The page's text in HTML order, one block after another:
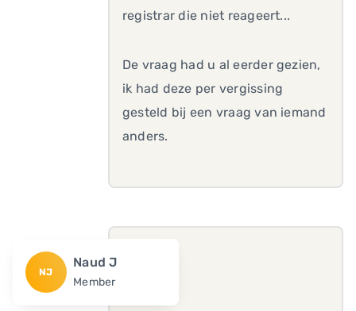
registrar die niet reageert...
De vraag had u al eerder gezien,
ik had deze per vergissing
gesteld bij een vraag van iemand
anders.
NJ
Naud J
Member